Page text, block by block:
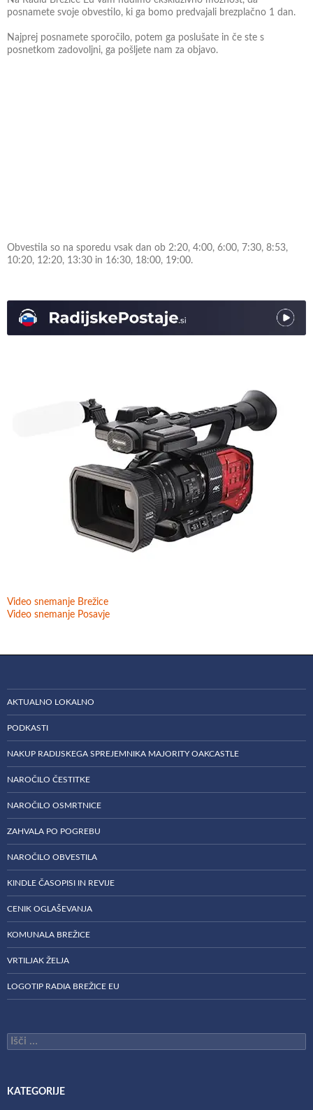
posnamete svoje obvestilo, ki ga bomo predvajali brezplačno 1 dan.
Najprej posnamete sporočilo, potem ga poslušate in če ste s
posnetkom zadovoljni, ga pošljete nam za objavo.
Obvestila so na sporedu vsak dan ob 2:20, 4:00, 6:00, 7:30, 8:53,
10:20, 12:20, 13:30 in 16:30, 18:00, 19:00.
Video snemanje Brežice
Video snemanje Posavje
AKTUALNO LOKALNO
PODKASTI
NAKUP RADIJSKEGA SPREJEMNIKA MAJORITY OAKCASTLE
NAROČILO ČESTITKE
NAROČILO OSMRTNICE
ZAHVALA PO POGREBU
NAROČILO OBVESTILA
KINDLE ČASOPISI IN REVIJE
CENIK OGLAŠEVANJA
KOMUNALA BREŽICE
VRTILJAK ŽELJA
LOGOTIP RADIA BREŽICE EU
Išči:
KATEGORIJE